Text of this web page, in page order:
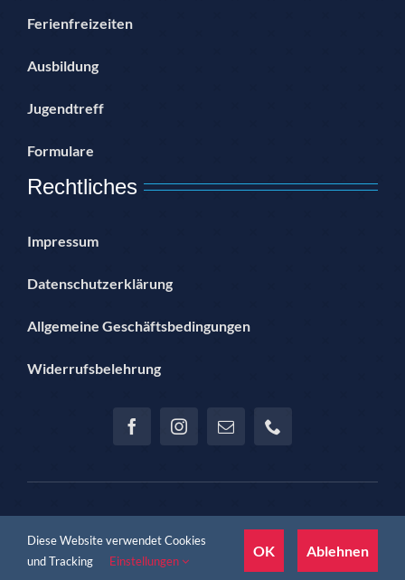
Ferienfreizeiten
Ausbildung
Jugendtreff
Formulare
Rechtliches
Impressum
Datenschutzerklärung
Allgemeine Geschäftsbedingungen
Widerrufsbelehrung
© Copyright 2012 – 2024 | Hannoversche Sportjugend im SSB
Hannover e.V. | proudly presented by Jan Teichmann
Diese Website verwendet Cookies
und Tracking
Einstellungen
OK Ablehnen